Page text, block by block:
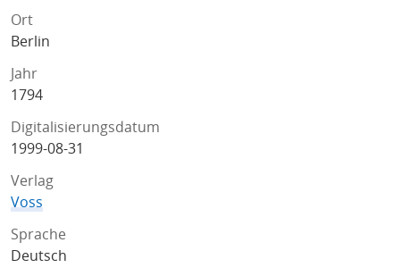
Ort
Berlin
Jahr
1794
Digitalisierungsdatum
1999-08-31
Verlag
Voss
Sprache
Deutsch